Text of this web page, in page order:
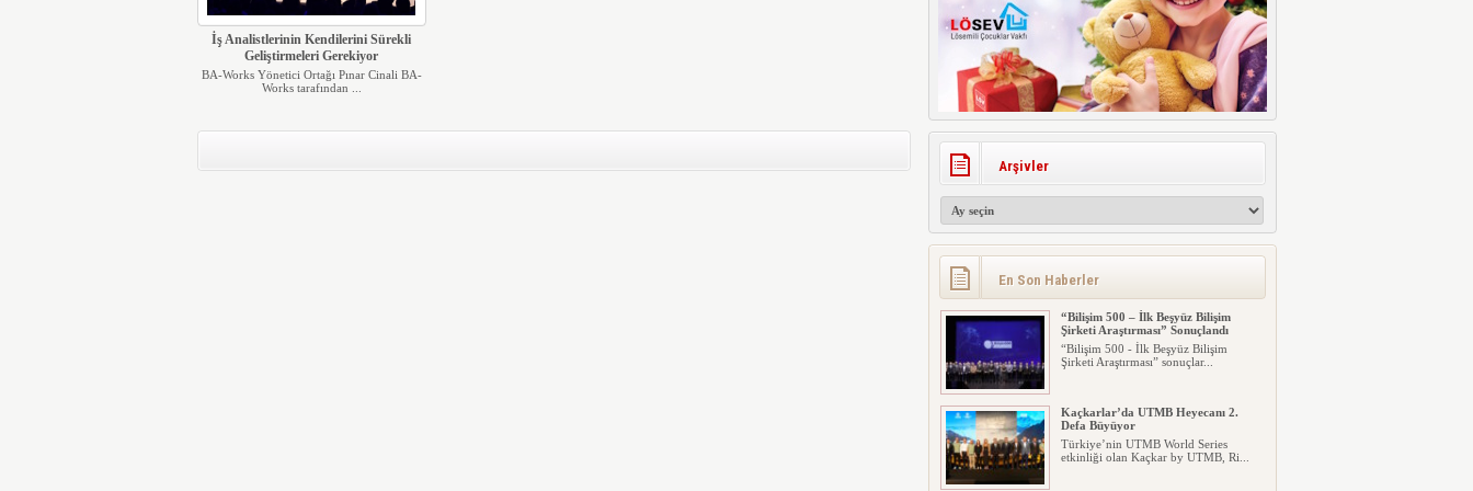
İş Analistlerinin Kendilerini Sürekli
Geliştirmeleri Gerekiyor
BA-Works Yönetici Ortağı Pınar Cinali BA-
Works tarafından ...
Arşivler
En Son Haberler
“Bilişim 500 – İlk Beşyüz Bilişim
Şirketi Araştırması” Sonuçlandı
“Bilişim 500 - İlk Beşyüz Bilişim
Şirketi Araştırması” sonuçlar...
Kaçkarlar’da UTMB Heyecanı 2.
Defa Büyüyor
Türkiye’nin UTMB World Series
etkinliği olan Kaçkar by UTMB, Ri...